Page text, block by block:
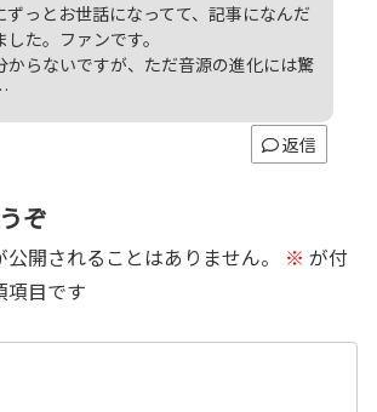
ずっとお世話になってて、記事になんだ
た。ファンです。
からないですが、ただ音源の進化には驚
返信
ぞ
開されることはありません。 ※ が付
項目です